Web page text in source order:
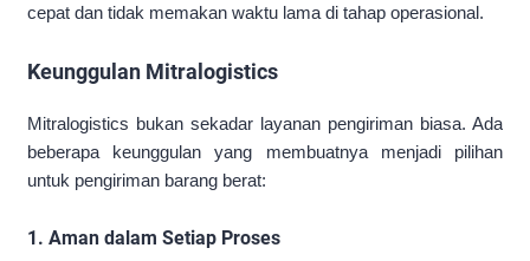
cepat dan tidak memakan waktu lama di tahap operasional.
Keunggulan Mitralogistics
Mitralogistics bukan sekadar layanan pengiriman biasa. Ada
beberapa keunggulan yang membuatnya menjadi pilihan
untuk pengiriman barang berat:
1. Aman dalam Setiap Proses